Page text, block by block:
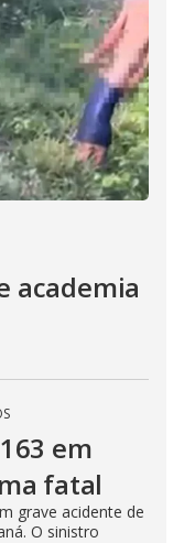
academia
em
fatal
grave acidente de
O sinistro